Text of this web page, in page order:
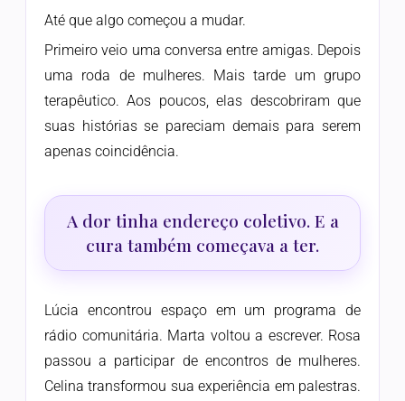
Até que algo começou a mudar.
Primeiro veio uma conversa entre amigas. Depois
uma roda de mulheres. Mais tarde um grupo
terapêutico. Aos poucos, elas descobriram que
suas histórias se pareciam demais para serem
apenas coincidência.
A dor tinha endereço coletivo. E a
cura também começava a ter.
Lúcia encontrou espaço em um programa de
rádio comunitária. Marta voltou a escrever. Rosa
passou a participar de encontros de mulheres.
Celina transformou sua experiência em palestras.